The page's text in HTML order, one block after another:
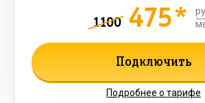
1100 475*
Подключить
Подробнее о тарифе